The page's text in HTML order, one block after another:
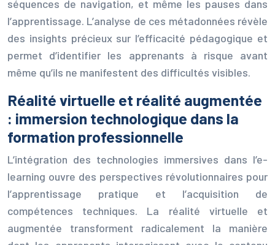
séquences de navigation, et même les pauses dans
l’apprentissage. L’analyse de ces métadonnées révèle
des insights précieux sur l’efficacité pédagogique et
permet d’identifier les apprenants à risque avant
même qu’ils ne manifestent des difficultés visibles.
Réalité virtuelle et réalité augmentée
: immersion technologique dans la
formation professionnelle
L’intégration des technologies immersives dans l’e-
learning ouvre des perspectives révolutionnaires pour
l’apprentissage pratique et l’acquisition de
compétences techniques. La réalité virtuelle et
augmentée transforment radicalement la manière